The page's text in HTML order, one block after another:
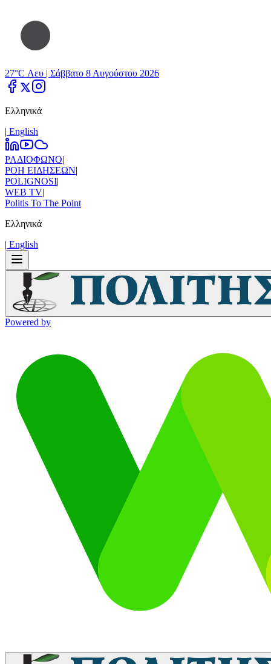
27°C Λευ | Σάββατο 8 Αυγούστου 2026
Ελληνικά
| Εnglish
ΡΑΔΙΟΦΩΝΟ|
ΡΟΗ ΕΙΔΗΣΕΩΝ|
POLIGNOSI|
WEB TV|
Politis To The Point
Ελληνικά
| Εnglish
Powered by